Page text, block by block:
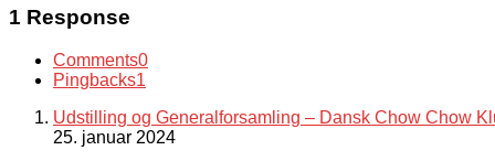
1 Response
Comments0
Pingbacks1
Udstilling og Generalforsamling – Dansk Chow Chow
25. januar 2024